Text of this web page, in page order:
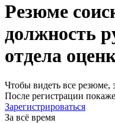
Резюме
должность
отдела
Чтобы видеть все резюме,
После регистрации
Зарегистрироваться
За всё время